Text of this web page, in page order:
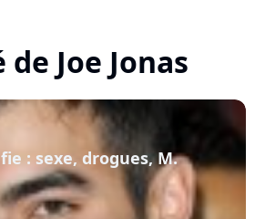
Joe Jonas
: sexe, drogues, M.